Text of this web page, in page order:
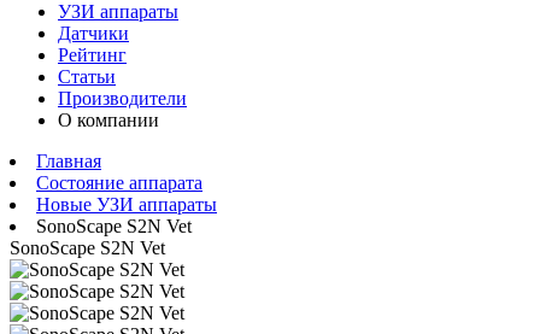
УЗИ аппараты
Датчики
Рейтинг
Статьи
Производители
О компании
Главная
Состояние аппарата
Новые УЗИ аппараты
SonoScape S2N Vet
SonoScape S2N Vet